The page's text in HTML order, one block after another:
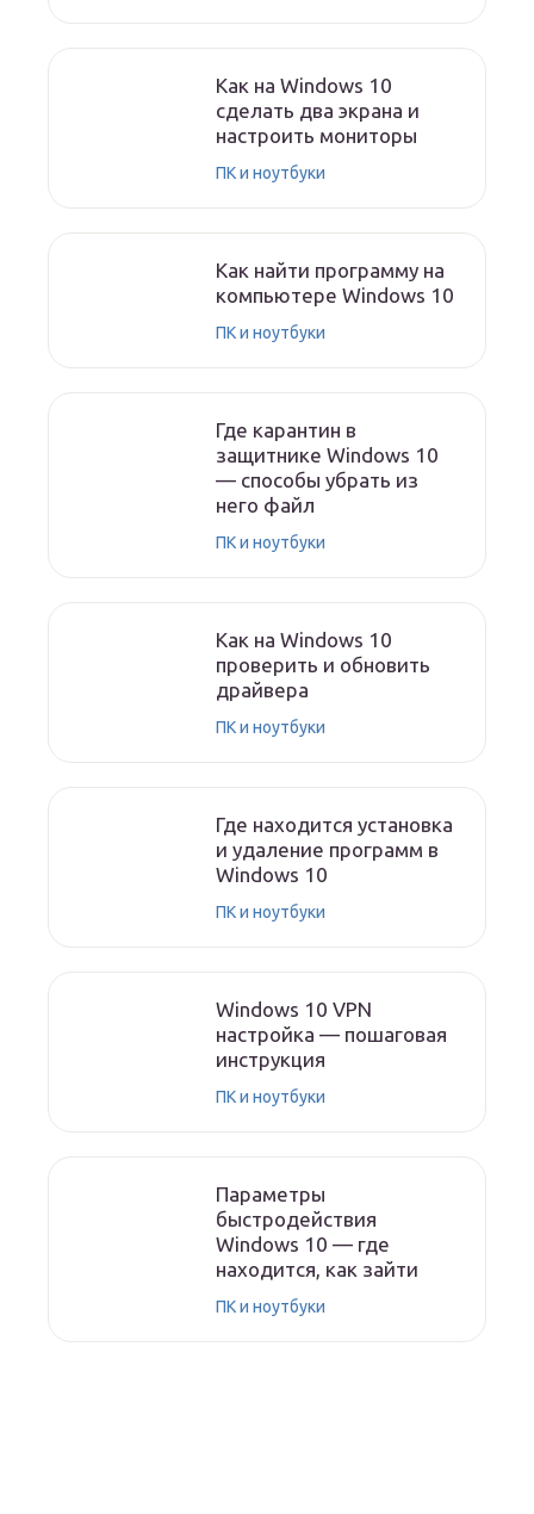
Как на Windows 10
сделать два экрана и
настроить мониторы
ПК и ноутбуки
Как найти программу на
компьютере Windows 10
ПК и ноутбуки
Где карантин в
защитнике Windows 10
— способы убрать из
него файл
ПК и ноутбуки
Как на Windows 10
проверить и обновить
драйвера
ПК и ноутбуки
Где находится установка
и удаление программ в
Windows 10
ПК и ноутбуки
Windows 10 VPN
настройка — пошаговая
инструкция
ПК и ноутбуки
Параметры
быстродействия
Windows 10 — где
находится, как зайти
ПК и ноутбуки